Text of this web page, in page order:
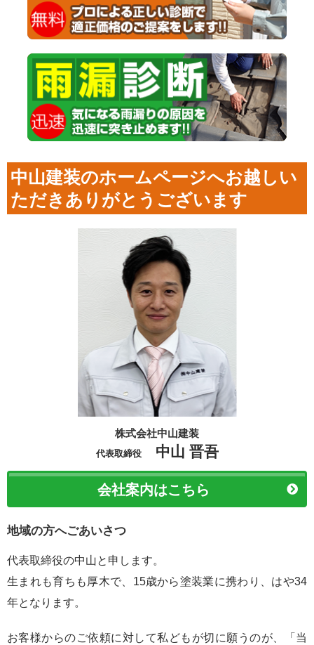
中山建装のホームページへお越しい
ただきありがとうございます
株式会社中山建装
代表取締役 中山 晋吾
会社案内はこちら
地域の方へごあいさつ
代表取締役の中山と申します。
生まれも育ちも厚木で、15歳から塗装業に携わり、はや34
年となります。
お客様からのご依頼に対して私どもが切に願うのが、「当